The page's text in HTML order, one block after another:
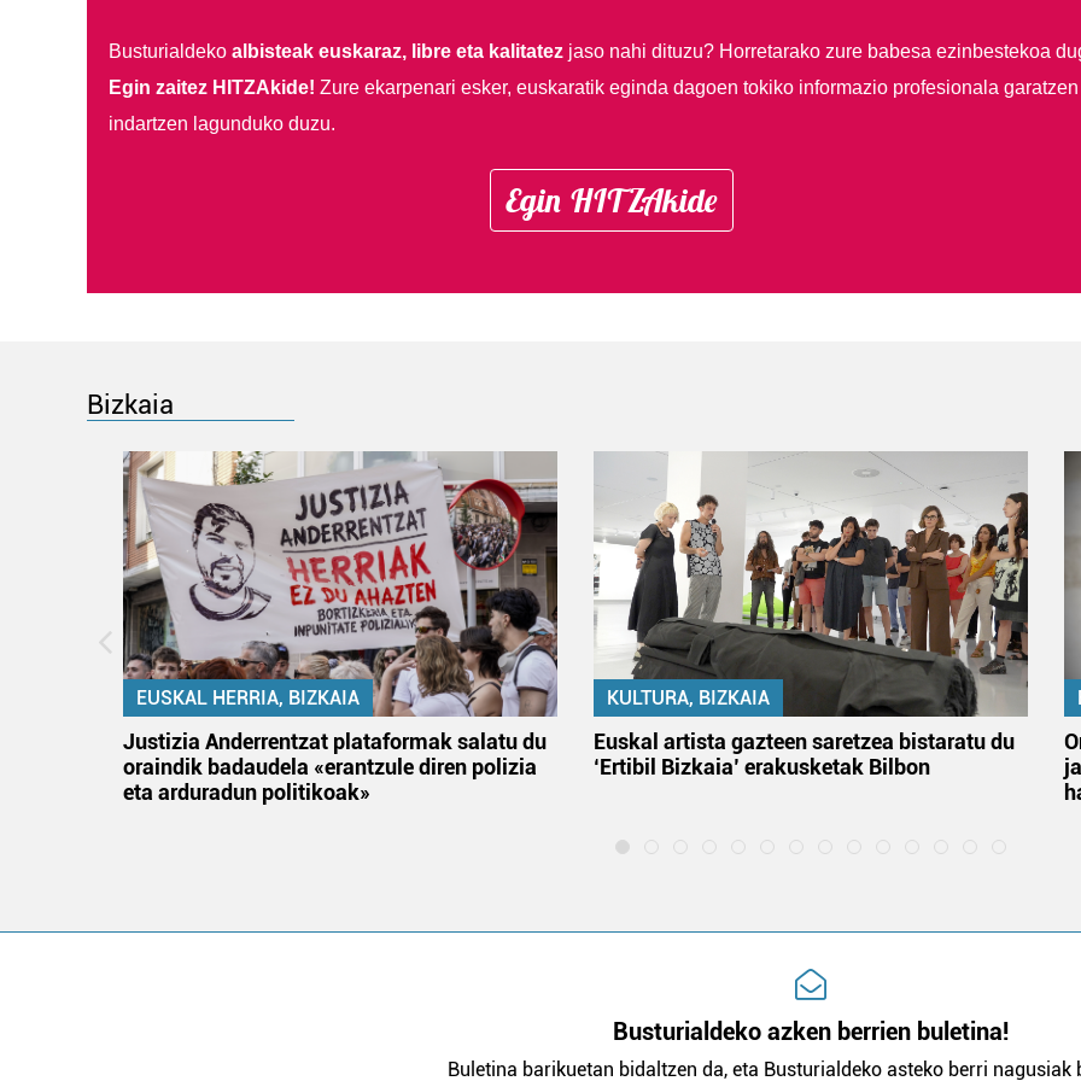
Busturialdeko albisteak euskaraz, libre eta kalitatezjaso nahi dituzu? Horretarako zure babesa ezinbestekoa
Egin zaitez HITZAkide! Zure ekarpenari esker, euskaratik eginda dagoen tokiko informazio profesionala garatzen
indartzen lagunduko duzu.
Egin HITZAkide
Bizkaia
EUSKAL HERRIA, BIZKAIA
Justizia Anderrentzat plataformak salatu du
oraindik badaudela «erantzule diren polizia
eta arduradun politikoak»
KULTURA, BIZKAIA
Euskal artista gazteen saretzea bistaratu du
‘Ertibil Bizkaia’ erakusketak Bilbon
Busturialdeko azken berrien buletina!
Buletina barikuetan bidaltzen da, eta Busturialdeko asteko berri nagusiak